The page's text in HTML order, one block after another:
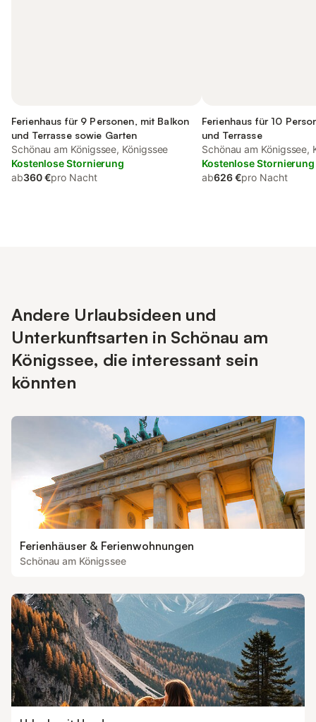
Ferienhaus für 9 Personen, mit Balkon
und Terrasse sowie Garten
Schönau am Königssee, Königssee
Kostenlose Stornierung
ab360 €pro Nacht
Ferienhaus für 10
und Terrasse
Schönau am Königssee,
Kostenlose Stornierung
ab626 €pro Nacht
Andere Urlaubsideen und
Unterkunftsarten in Schönau am
Königssee, die interessant sein
könnten
Ferienhäuser & Ferienwohnungen
Schönau am Königssee